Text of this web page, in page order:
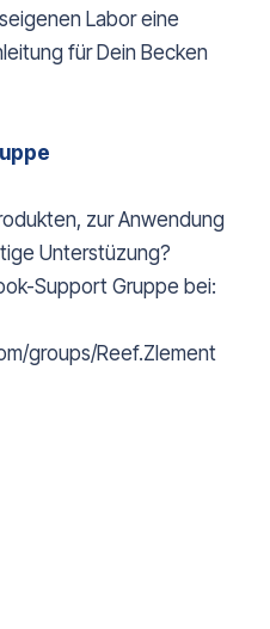
Labor eine
für Dein Becken
zur Anwendung
Unterstüzung?
Support Gruppe bei:
groups/Reef.Zlement